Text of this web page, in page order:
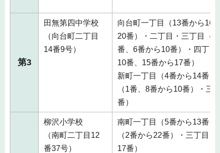
第3
田無第四中学校
（向台町二丁目
14番9号）
向台町一丁目（13番から16
20番）・二丁目・三丁目（1
番、6番から10番）・四丁目
10番、15番から17番）
新町一丁目（4番から14番）
（1番、8番から10番）・三
番）
柳沢小学校
（南町二丁目12
番37号）
南町一丁目（5番から13番）
（2番から22番）・三丁目
17番）